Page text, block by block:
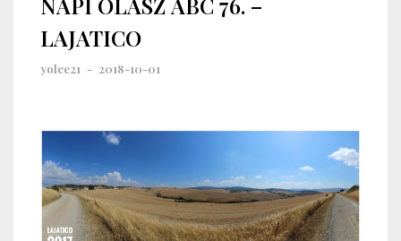
LAJATICO
yolee21 - 2018-10-01